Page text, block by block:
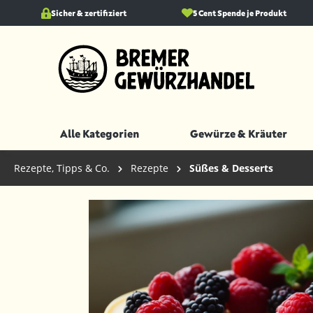
Zur Hauptnavigation springen
Sicher & zertifiziert 5 Cent Spende je Produkt
Alle Kategorien Gewürze & Kräuter
Rezepte, Tipps & Co. Rezepte Süßes & Desserts
Bildergalerie überspringen